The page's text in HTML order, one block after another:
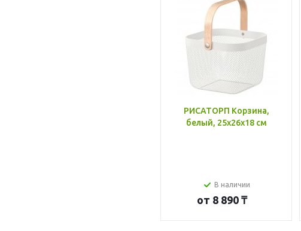
РИСАТОРП Корзина,
белый, 25x26x18 см
В наличии
от 8 890 ₸